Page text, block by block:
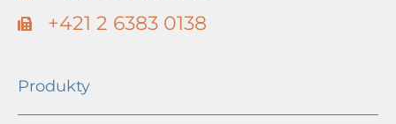
+421 2 6383 0138
Produkty